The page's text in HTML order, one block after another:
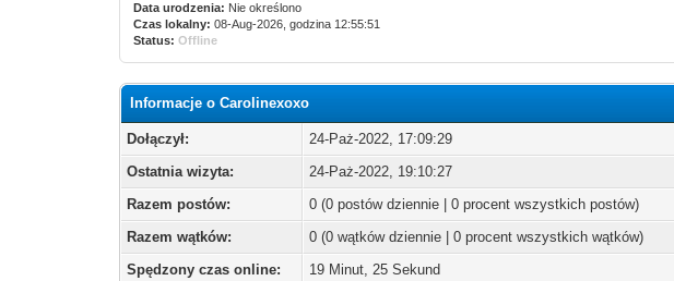
Data urodzenia: Nie określono
Czas lokalny: 08-Aug-2026, godzina 12:55:51
Status: Offline
Informacje o Carolinexoxo
Dołączył:
24-Paż-2022, 17:09:29
Ostatnia wizyta:
24-Paż-2022, 19:10:27
Razem postów:
0 (0 postów dziennie | 0 procent wszystkich postów)
Razem wątków:
0 (0 wątków dziennie | 0 procent wszystkich wątków)
Spędzony czas online:
19 Minut, 25 Sekund